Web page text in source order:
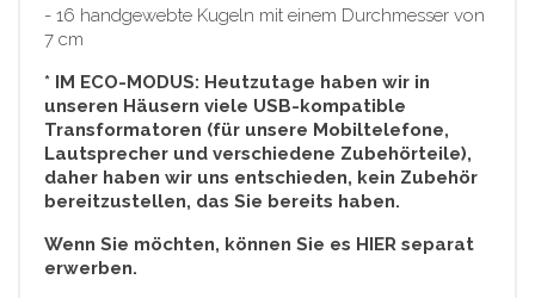
- 16 handgewebte Kugeln mit einem Durchmesser von
7 cm
* IM ECO-MODUS: Heutzutage haben wir in
unseren Häusern viele USB-kompatible
Transformatoren (für unsere Mobiltelefone,
Lautsprecher und verschiedene Zubehörteile),
daher haben wir uns entschieden, kein Zubehör
bereitzustellen, das Sie bereits haben.
Wenn Sie möchten, können Sie es HIER separat
erwerben.